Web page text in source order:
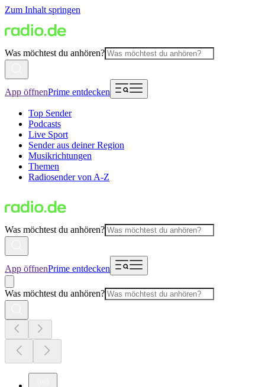
Zum Inhalt springen
Was möchtest du anhören?
App öffnenPrime entdecken
Top Sender
Podcasts
Live Sport
Sender aus deiner Region
Musikrichtungen
Themen
Radiosender von A-Z
Was möchtest du anhören?
App öffnenPrime entdecken
Was möchtest du anhören?